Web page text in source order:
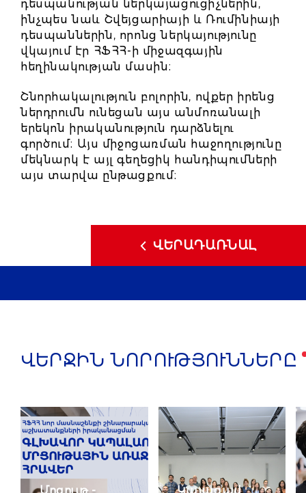
դեսպանության ներկայացուցիչներին,
ինչպես նաև Շվեյցարիայի և Ռումինիայի
դեսպաններին, որոնց ներկայությունը
վկայում էր ՀՖՀՀ-ի միջազգային
հեղինակության մասին։
Շնորհակալություն բոլորին, ովքեր իրենց
ներդրումն ունեցան այս անմոռանալի
երեկոն իրականություն դարձնելու
գործում։ Այս միջոցառման հաջողությունը
մեկնարկ է այլ գեղեցիկ հանդիպումների
այս տարվա ընթացքում։
ՎԵՐԱԴԱՌՆԱԼ
ՎԵՐՋԻՆ ՆՈՐՈՒԹՅՈՒՆՆԵՐԸ